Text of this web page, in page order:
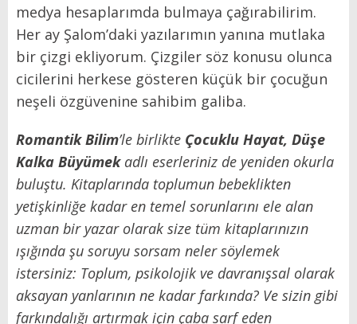
medya hesaplarımda bulmaya çağırabilirim.
Her ay Şalom’daki yazılarımın yanına mutlaka
bir çizgi ekliyorum. Çizgiler söz konusu olunca
cicilerini herkese gösteren küçük bir çocuğun
neşeli özgüvenine sahibim galiba.
Romantik Bilim’le birlikte Çocuklu Hayat, Düşe
Kalka Büyümekadlı eserleriniz de yeniden okurla
buluştu. Kitaplarında toplumun bebeklikten
yetişkinliğe kadar en temel sorunlarını ele alan
uzman bir yazar olarak size tüm kitaplarınızın
ışığında şu soruyu sorsam neler söylemek
istersiniz: Toplum, psikolojik ve davranışsal olarak
aksayan yanlarının ne kadar farkında? Ve sizin gibi
farkındalığı artırmak için çaba sarf eden